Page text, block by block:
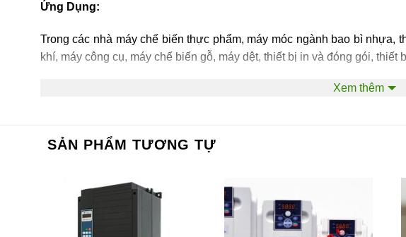
Ứng Dụng:
Trong các nhà máy chế biến thực phẩm, máy móc ngành bao bì nhựa,
khí, máy công cụ, máy chế biến gỗ, máy dệt, thiết bị in và đóng gói,
Xem thêm
SẢN PHẨM TƯƠNG TỰ